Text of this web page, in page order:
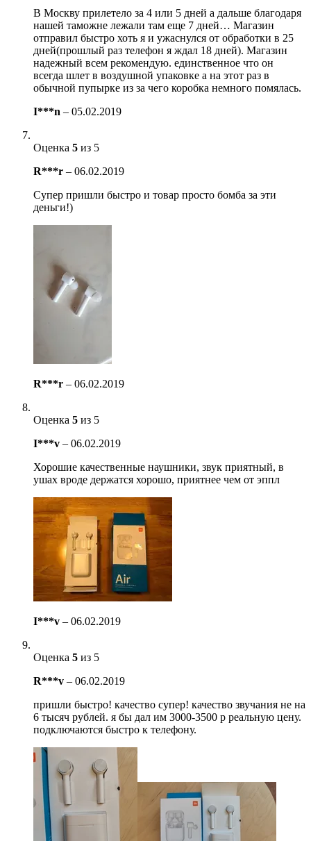
В Москву прилетело за 4 или 5 дней а дальше благодаря
нашей таможне лежали там еще 7 дней… Магазин
отправил быстро хоть я и ужаснулся от обработки в 25
дней(прошлый раз телефон я ждал 18 дней). Магазин
надежный всем рекомендую. единственное что он
всегда шлет в воздушной упаковке а на этот раз в
обычной пупырке из за чего коробка немного помялась.
I***n – 05.02.2019
Оценка 5 из 5
R***r – 06.02.2019
Супер пришли быстро и товар просто бомба за эти
деньги!)
R***r – 06.02.2019
Оценка 5 из 5
I***v – 06.02.2019
Хорошие качественные наушники, звук приятный, в
ушах вроде держатся хорошо, приятнее чем от эппл
I***v – 06.02.2019
Оценка 5 из 5
R***v – 06.02.2019
пришли быстро! качество супер! качество звучания не на
6 тысяч рублей. я бы дал им 3000-3500 р реальную цену.
подключаются быстро к телефону.